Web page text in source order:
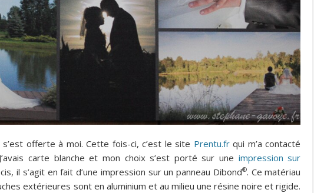
offerte à moi. Cette fois-ci, c’est le site Prentu.frqui m’a contacté
carte blanche et mon choix s’est porté sur une impression sur
il s’agit en fait d’une impression sur un panneau Dibond®. Ce matériau
extérieures sont en aluminium et au milieu une résine noire et rigide.